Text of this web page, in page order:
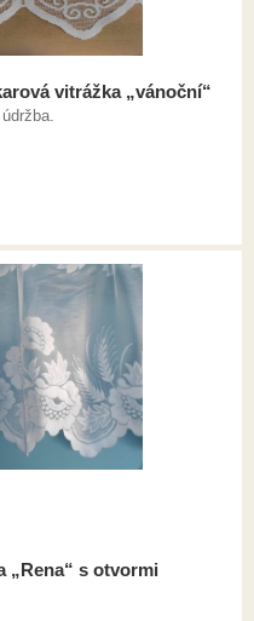
vitrážka „vánoční“
„Rena“ s otvormi